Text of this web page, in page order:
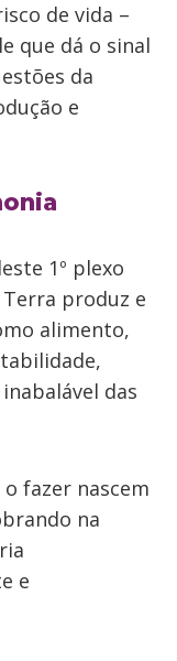
de vida –
que dá o sinal
da
e
1º plexo
produz e
alimento,
das
fazer nascem
na
e